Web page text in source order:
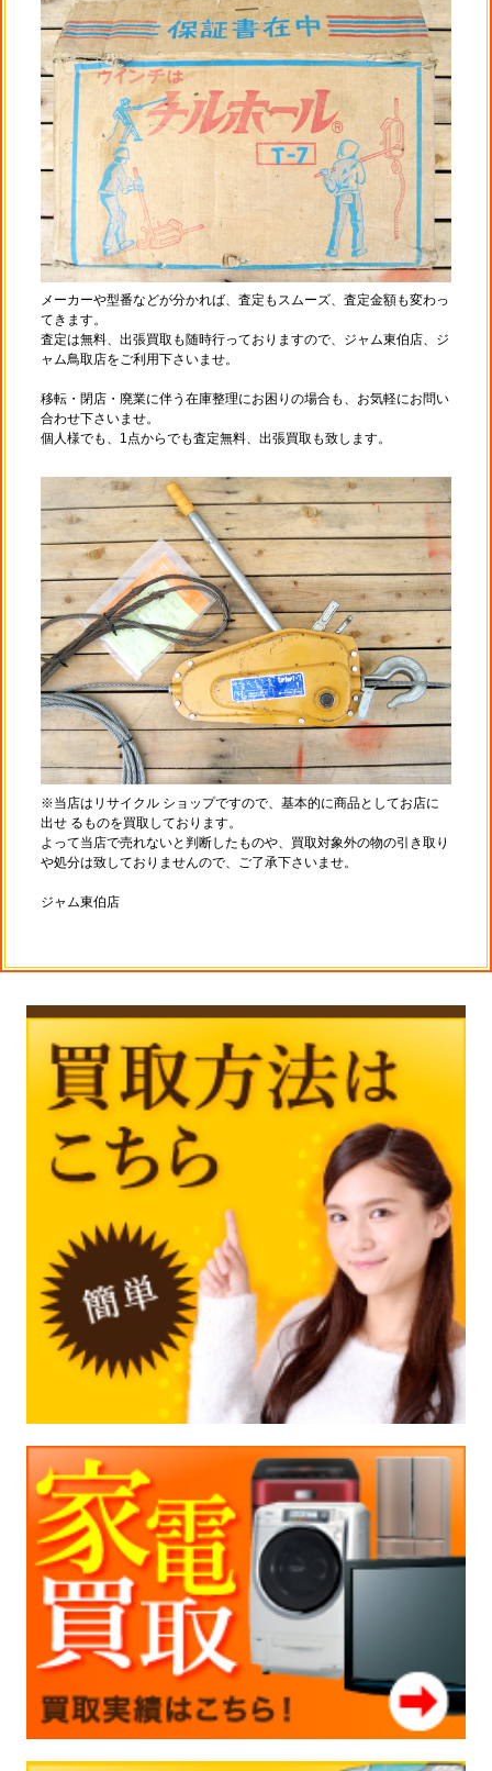
メーカーや型番などが分かれば、査定もスムーズ、査定金額も変わっ
てきます。
査定は無料、出張買取も随時行っておりますので、ジャム東伯店、ジ
ャム鳥取店をご利用下さいませ。
移転・閉店・廃業に伴う在庫整理にお困りの場合も、お気軽にお問い
合わせ下さいませ。
個人様でも、1点からでも査定無料、出張買取も致します。
※当店はリサイクル ショップですので、基本的に商品としてお店に
出せ るものを買取しております。
よって当店で売れないと判断したものや、買取対象外の物の引き取り
や処分は致しておりませんので、ご了承下さいませ。
ジャム東伯店